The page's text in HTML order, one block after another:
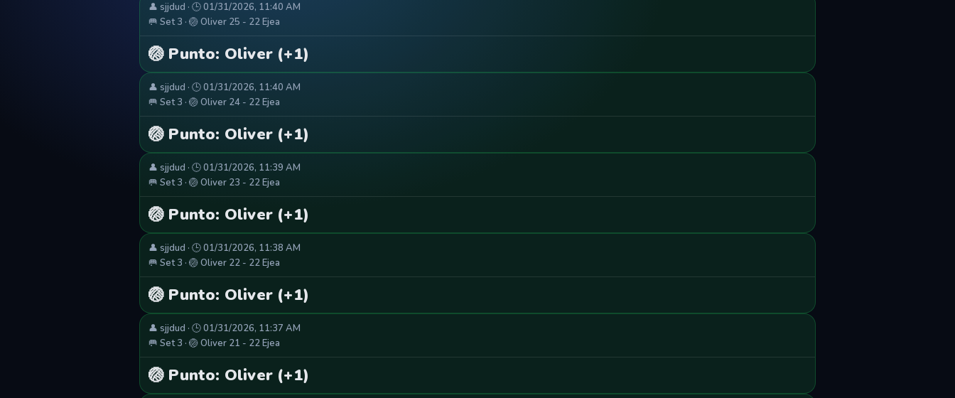
👤 sjjdud · 🕒 01/31/2026, 11:40 AM
🥅 Set 3 · 🏐 Oliver 25 - 22 Ejea
🏐 Punto: Oliver (+1)
👤 sjjdud · 🕒 01/31/2026, 11:40 AM
🥅 Set 3 · 🏐 Oliver 24 - 22 Ejea
🏐 Punto: Oliver (+1)
👤 sjjdud · 🕒 01/31/2026, 11:39 AM
🥅 Set 3 · 🏐 Oliver 23 - 22 Ejea
🏐 Punto: Oliver (+1)
👤 sjjdud · 🕒 01/31/2026, 11:38 AM
🥅 Set 3 · 🏐 Oliver 22 - 22 Ejea
🏐 Punto: Oliver (+1)
👤 sjjdud · 🕒 01/31/2026, 11:37 AM
🥅 Set 3 · 🏐 Oliver 21 - 22 Ejea
🏐 Punto: Oliver (+1)